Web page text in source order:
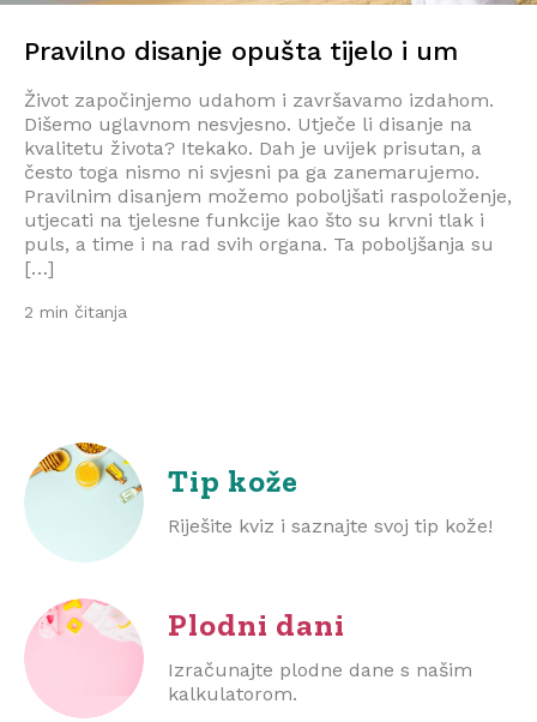
Pravilno disanje opušta tijelo i um
Život započinjemo udahom i završavamo izdahom.
Dišemo uglavnom nesvjesno. Utječe li disanje na
kvalitetu života? Itekako. Dah je uvijek prisutan, a
često toga nismo ni svjesni pa ga zanemarujemo.
Pravilnim disanjem možemo poboljšati raspoloženje,
utjecati na tjelesne funkcije kao što su krvni tlak i
puls, a time i na rad svih organa. Ta poboljšanja su
[…]
2 min čitanja
Tip kože
Riješite kviz i saznajte svoj tip kože!
Plodni dani
Izračunajte plodne dane s našim
kalkulatorom.